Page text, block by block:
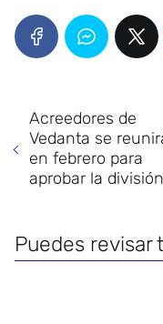
Acreedores de
Vedanta se
en febrero para
aprobar la división
Puedes revisar